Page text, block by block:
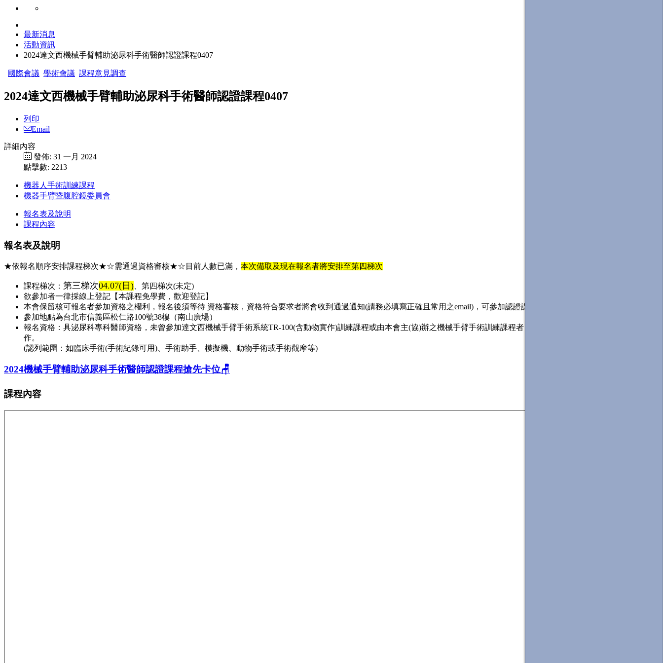
最新消息
活動資訊
2024達文西機械手臂輔助泌尿科手術醫師認證課程0407
國際會議 學術會議 課程意見調查
2024達文西機械手臂輔助泌尿科手術醫師認證課程0407
列印
Email
詳細內容
發佈: 31 一月 2024
點擊數: 2213
機器人手術訓練課程
機器手臂暨腹腔鏡委員會
報名表及說明
課程內容
報名表及說明
★依報名順序安排課程梯次★☆需通過資格審核★☆目前人數已滿， 本次備取及現在報名者將安排至第四梯次
課程梯次： 第三梯次04.07(日) 、第四梯次(未定)
欲參加者一律採線上登記【本課程免學費，歡迎登記】
本會保留核可報名者參加資格之權利，報名後須等待 資格審核，資格符合要求者將會收到通過通知(請務必填寫正確且常用之email)，可參加認證課程
參加地點為台北市信義區松仁路100號38樓（南山廣場）
報名資格：具泌尿科專科醫師資格，未曾參加達文西機械手臂手術系統TR-100(含動物實作)訓練課程或由本會主(協)辦之機械手臂手術訓練課程者，並需於上課前完成20小時練習或操
作。
(認列範圍：如臨床手術(手術紀錄可用)、手術助手、模擬機、動物手術或手術觀摩等)
2024機械手臂輔助泌尿科手術醫師認證課程搶先卡位🪑
課程內容